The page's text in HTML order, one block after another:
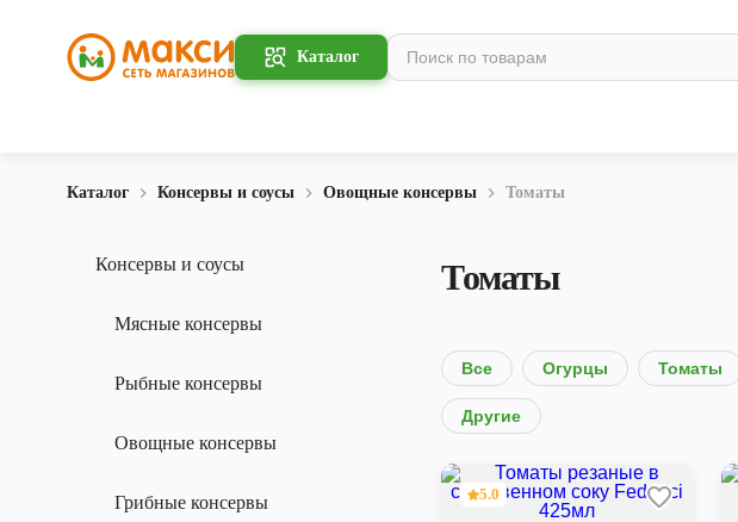
Каталог
Каталог Консервы и соусы Овощные консервы Томаты
Консервы и соусы
Мясные консервы
Рыбные консервы
Овощные консервы
Грибные консервы
Томаты
Все Огурцы Томаты
Другие
5.0